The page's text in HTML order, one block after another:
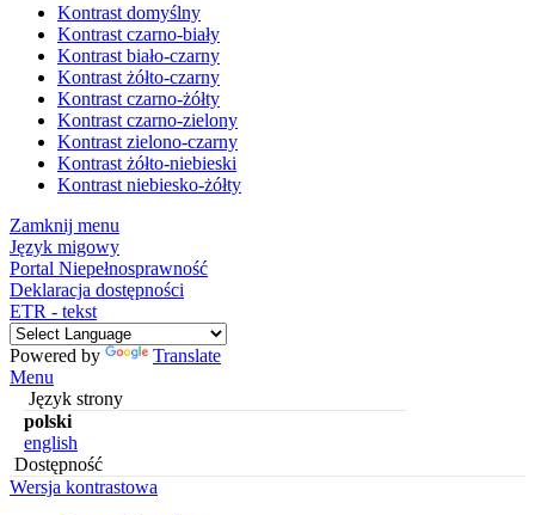
Kontrast domyślny
Kontrast czarno-biały
Kontrast biało-czarny
Kontrast żółto-czarny
Kontrast czarno-żółty
Kontrast czarno-zielony
Kontrast zielono-czarny
Kontrast żółto-niebieski
Kontrast niebiesko-żółty
Zamknij menu
Język migowy
Portal Niepełnosprawność
Deklaracja dostępności
ETR - tekst
Powered by
Translate
Menu
Język strony
polski
english
Dostępność
Wersja kontrastowa